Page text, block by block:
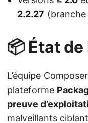
2.2.27 (branche
📦 État
L’équipe
plateforme
preuve
malveillants